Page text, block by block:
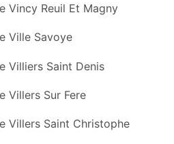
Vincy Reuil Et Magny
Ville Savoye
Villiers Saint Denis
Villers Sur Fere
Villers Saint Christophe